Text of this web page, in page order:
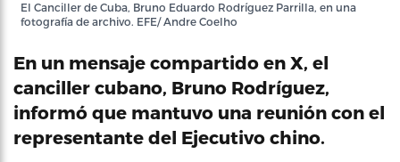
El Canciller de Cuba, Bruno Eduardo Rodríguez Parrilla, en una
fotografía de archivo. EFE/ Andre Coelho
En un mensaje compartido en X, el
canciller cubano, Bruno Rodríguez,
informó que mantuvo una reunión con el
representante del Ejecutivo chino.